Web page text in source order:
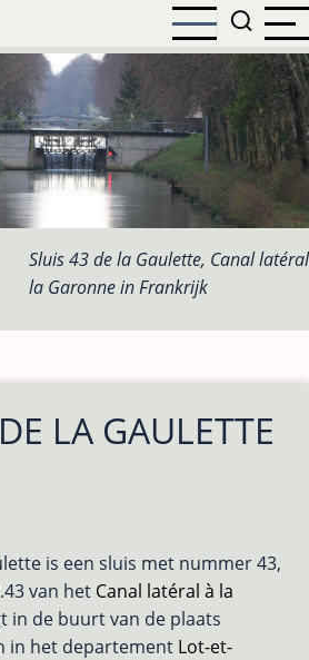
Sluis 43 de la Gaulette, Canal
la Garonne in Frankrijk
LA GAULETTE
is een sluis met nummer 43,
van het Canal latéral à la
in de buurt van de plaats
in het departement Lot-et-